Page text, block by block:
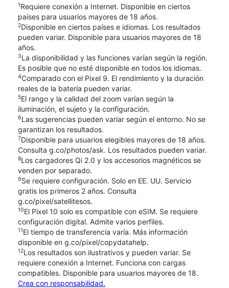
1Requiere conexión a Internet. Disponible en ciertos
países para usuarios mayores de 18 años.
2Disponible en ciertos países e idiomas. Los resultados
pueden variar. Disponible para usuarios mayores de 18
años.
3La disponibilidad y las funciones varían según la región.
Es posible que no esté disponible en todos los idiomas.
4Comparado con el Pixel 9. El rendimiento y la duración
reales de la batería pueden variar.
5El rango y la calidad del zoom varían según la
iluminación, el sujeto y la configuración.
6Las sugerencias pueden variar según el entorno. No se
garantizan los resultados.
7Disponible para usuarios elegibles mayores de 18 años.
Consulta g.co/photos/ask. Los resultados pueden variar.
8Los cargadores Qi 2.0 y los accesorios magnéticos se
venden por separado.
9Se requiere configuración. Solo en EE. UU. Servicio
gratis los primeros 2 años. Consulta
g.co/pixel/satellitesos.
10El Pixel 10 solo es compatible con eSIM. Se requiere
configuración digital. Admite varios perfiles.
11El tiempo de transferencia varía. Más información
disponible en g.co/pixel/copydatahelp.
12Los resultados son ilustrativos y pueden variar. Se
requiere conexión a Internet. Funciona con cargas
compatibles. Disponible para usuarios mayores de 18.
Crea con responsabilidad.